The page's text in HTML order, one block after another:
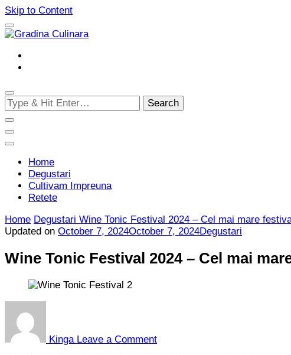
Skip to Content
Gradina Culinara
Cultivam retete delicioase
Looking
for
Something?
Home
Degustari
Cultivam Impreuna
Retete
Home Degustari Wine Tonic Festival 2024 – Cel mai mare
Updated on October 7, 2024October 7, 2024Degustari
Wine Tonic Festival 2024 – Cel mai
Kinga Leave a CommentFestival